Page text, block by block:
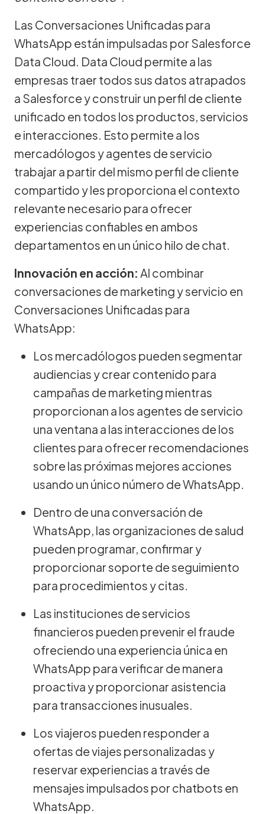
Las Conversaciones Unificadas para
WhatsApp están impulsadas por Salesforce
Data Cloud. Data Cloud permite a las
empresas traer todos sus datos atrapados
a Salesforce y construir un perfil de cliente
unificado en todos los productos, servicios
e interacciones. Esto permite a los
mercadólogos y agentes de servicio
trabajar a partir del mismo perfil de cliente
compartido y les proporciona el contexto
relevante necesario para ofrecer
experiencias confiables en ambos
departamentos en un único hilo de chat.
Innovación en acción: Al combinar
conversaciones de marketing y servicio en
Conversaciones Unificadas para
WhatsApp:
Los mercadólogos pueden segmentar
audiencias y crear contenido para
campañas de marketing mientras
proporcionan a los agentes de servicio
una ventana a las interacciones de los
clientes para ofrecer recomendaciones
sobre las próximas mejores acciones
usando un único número de WhatsApp.
Dentro de una conversación de
WhatsApp, las organizaciones de salud
pueden programar, confirmar y
proporcionar soporte de seguimiento
para procedimientos y citas.
Las instituciones de servicios
financieros pueden prevenir el fraude
ofreciendo una experiencia única en
WhatsApp para verificar de manera
proactiva y proporcionar asistencia
para transacciones inusuales.
Los viajeros pueden responder a
ofertas de viajes personalizadas y
reservar experiencias a través de
mensajes impulsados por chatbots en
WhatsApp.